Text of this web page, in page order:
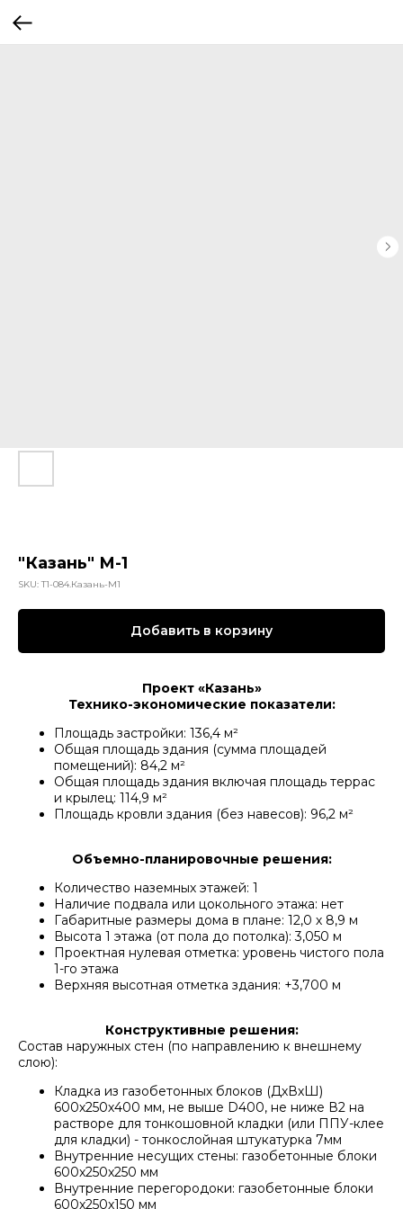
"Казань" М-1
SKU:Т1-084.Казань-М1
Добавить в корзину
Проект «Казань»
Технико-экономические показатели:
Площадь застройки: 136,4 м²
Общая площадь здания (сумма площадей
помещений): 84,2 м²
Общая площадь здания включая площадь террас
и крылец: 114,9 м²
Площадь кровли здания (без навесов): 96,2 м²
Объемно-планировочные решения:
Количество наземных этажей: 1
Наличие подвала или цокольного этажа: нет
Габаритные размеры дома в плане: 12,0 х 8,9 м
Высота 1 этажа (от пола до потолка): 3,050 м
Проектная нулевая отметка: уровень чистого пола
1-го этажа
Верхняя высотная отметка здания: +3,700 м
Конструктивные решения:
Состав наружных стен (по направлению к внешнему
слою):
Кладка из газобетонных блоков (ДхВхШ)
600х250х400 мм, не выше D400, не ниже В2 на
растворе для тонкошовной кладки (или ППУ-клее
для кладки) - тонкослойная штукатурка 7мм
Внутренние несущих стены: газобетонные блоки
600x250x250 мм
Внутренние перегородоки: газобетонные блоки
600x250x150 мм